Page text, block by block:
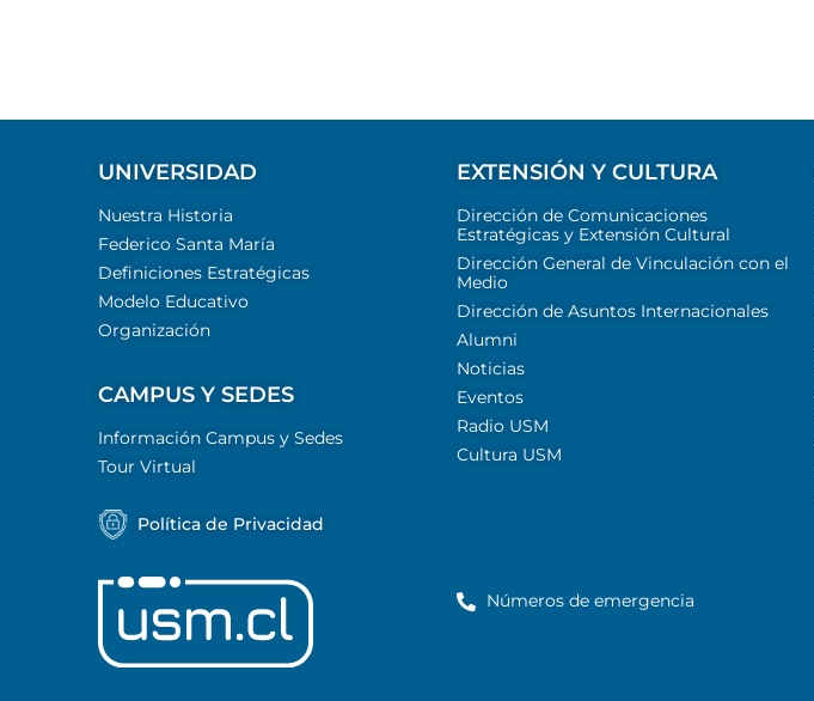
UNIVERSIDAD
Nuestra Historia
Federico Santa María
Definiciones Estratégicas
Modelo Educativo
Organización
CAMPUS Y SEDES
Información Campus y Sedes
Tour Virtual
Política de Privacidad
EXTENSIÓN Y CULTURA
Dirección de Comunicaciones
Estratégicas y Extensión Cultural
Dirección General de Vinculación con el
Medio
Dirección de Asuntos Internacionales
Alumni
Noticias
Eventos
Radio USM
Cultura USM
Números de emergencia